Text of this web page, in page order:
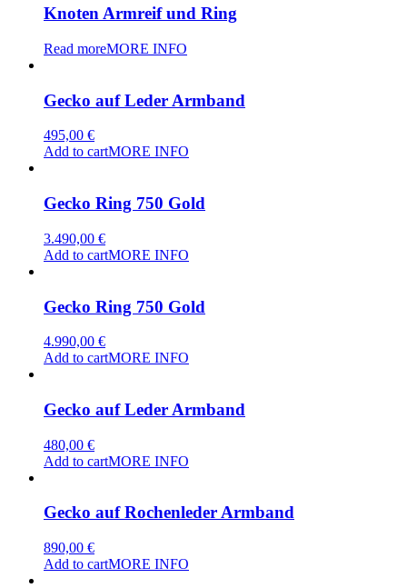
Knoten Armreif und Ring
Read moreMORE INFO
Gecko auf Leder Armband
495,00 €
Add to cartMORE INFO
Gecko Ring 750 Gold
3.490,00 €
Add to cartMORE INFO
Gecko Ring 750 Gold
4.990,00 €
Add to cartMORE INFO
Gecko auf Leder Armband
480,00 €
Add to cartMORE INFO
Gecko auf Rochenleder Armband
890,00 €
Add to cartMORE INFO